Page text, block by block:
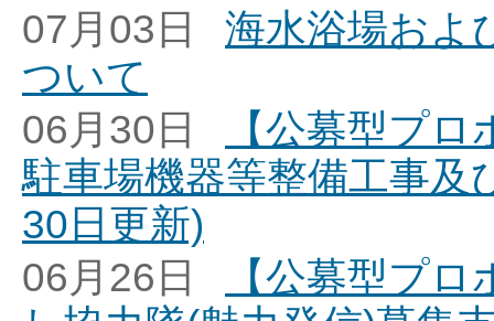
07月03日
海水浴場およ
ついて
06月30日
【公募型プ
駐車場機器等整備工事及
30日更新)
06月26日
【公募型プ